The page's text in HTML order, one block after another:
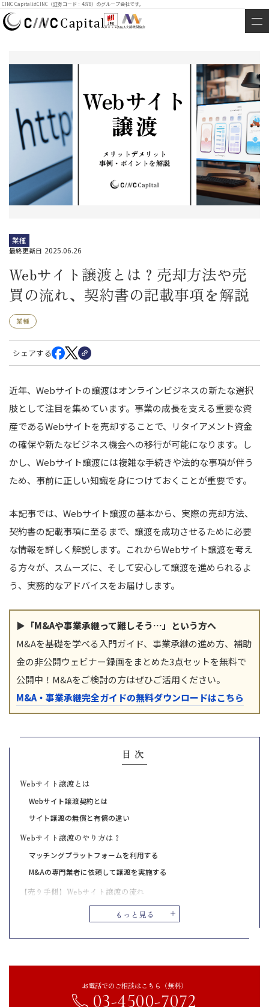
CINC CapitalはCINC（証券コード：4378）のグループ会社です。
業種
最終更新日 2025.06.26
Webサイト譲渡とは？売却方法や売
買の流れ、契約書の記載事項を解説
業種
シェアする
近年、Webサイトの譲渡はオンラインビジネスの新たな選択
肢として注目を集めています。事業の成長を支える重要な資
産であるWebサイトを売却することで、リタイアメント資金
の確保や新たなビジネス機会への移行が可能になります。し
かし、Webサイト譲渡には複雑な手続きや法的な事項が伴う
ため、事前に正しい知識を身につけておくことが重要です。
本記事では、Webサイト譲渡の基本から、実際の売却方法、
契約書の記載事項に至るまで、譲渡を成功させるために必要
な情報を詳しく解説します。これからWebサイト譲渡を考え
る方々が、スムーズに、そして安心して譲渡を進められるよ
う、実務的なアドバイスをお届けします。
▶「M&Aや事業承継って難しそう…」という方へ
M&Aを基礎を学べる入門ガイド、事業承継の進め方、補助
金の非公開ウェビナー録画をまとめた3点セットを無料で
公開中！M&Aをご検討の方はぜひご活用ください。
M&A・事業承継完全ガイドの無料ダウンロードはこちら
目次
もっと見る
Webサイト譲渡とは
Webサイト譲渡契約とは
サイト譲渡の無償と有償の違い
Webサイト譲渡のやり方は？
マッチングプラットフォームを利用する
M&Aの専門業者に依頼して譲渡を実施する
【売り手側】Webサイト譲渡の流れ
売却サービスやサイトへ登録する
譲渡対価を獲得する
お電話でのご相談はこちら（無料）
03-4500-7072